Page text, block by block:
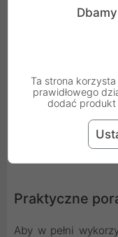
Cicha i
Dzięki
tylko wydajnie, ale
że chłodzenie jest
intensywnego
Praktyczne
Aby w pełni
Ta strona korzysta
prawidłowego
dodać produkt